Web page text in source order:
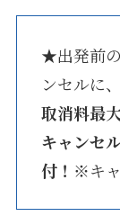
★出発前
ンセルに、
取消料最
キャンセ
付！ ※キ